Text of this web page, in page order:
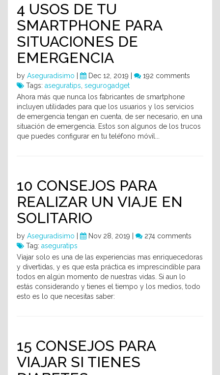
4 USOS DE TU
SMARTPHONE PARA
SITUACIONES DE
EMERGENCIA
by Aseguradisimo Dec 12, 2019 |
192 comments
Tags: aseguratips segurogadget
Ahora más que nunca los fabricantes de smartphone
incluyen utilidades para que los usuarios y los servicios
de emergencia tengan en cuenta, de ser necesario, en una
situación de emergencia. Estos son algunos de los trucos
que puedes configurar en tu teléfono móvil...
10 CONSEJOS PARA
REALIZAR UN VIAJE EN
SOLITARIO
by Aseguradisimo Nov 28, 2019 |
274 comments
Tag: aseguratips
Viajar solo es una de las experiencias mas enriquecedoras
y divertidas, y es que esta práctica es imprescindible para
todos en algún momento de nuestras vidas. Si aun lo
estás considerando y tienes el tiempo y los medios, todo
esto es lo que necesitas saber:
15 CONSEJOS PARA
VIAJAR SI TIENES